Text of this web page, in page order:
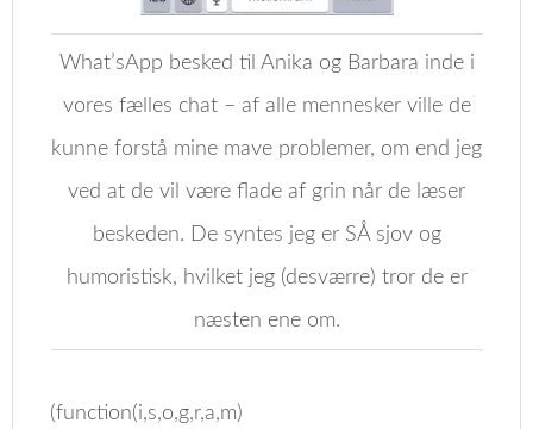
What’sApp besked til Anika og Barbara inde i
vores fælles chat – af alle mennesker ville de
kunne forstå mine mave problemer, om end jeg
ved at de vil være flade af grin når de læser
beskeden. De syntes jeg er SÅ sjov og
humoristisk, hvilket jeg (desværre) tror de er
næsten ene om.
(function(i,s,o,g,r,a,m)